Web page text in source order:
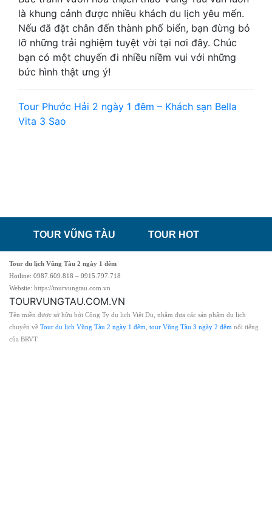
là khung cảnh được nhiều khách du lịch yêu mến.
Nếu đã đặt chân đến thành phố biển, bạn đừng bỏ
lỡ những trải nghiệm tuyệt vời tại nơi đây. Chúc
bạn có một chuyến đi nhiều niềm vui với những
bức hình thật ưng ý!
Tour Phước Hải 2 ngày 1 đêm – Khách sạn Bella
Vita 3 Sao
TOUR VŨNG TÀU TOUR HOT
Tour du lịch Vũng Tàu 2 ngày 1 đêm
Hotline: 0987.609.818 – 0915.797.718
Website: https://tourvungtau.com.vn
TOURVUNGTAU.COM.VN
Tên miền được sở hữu bởi Công Ty du lịch Việt Du, nhằm đưa các sản phẩm du lịch
chuyên về Tour du lịch Vũng Tàu 2 ngày 1 đêm tour Vũng Tàu 3 ngày 2 đêm nổi tiếng
của BRVT.